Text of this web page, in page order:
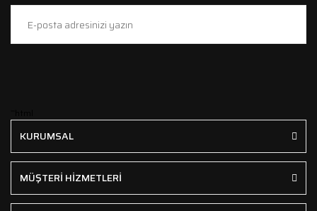
KURUMSAL
MÜŞTERİ HİZMETLERİ